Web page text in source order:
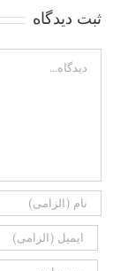
ثبت ديدگاه